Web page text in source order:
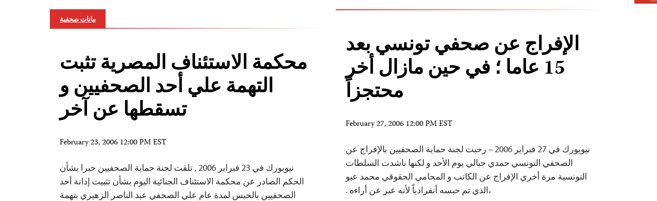
الإفراج عن صحفي تونسي بعد
15 عاما ؛ في حين مازال أخر
محتجزاً
February 27, 2006 12:00 PM EST
نيويورك في 27 فبراير 2006 – رحبت لجنة حماية الصحفيين بالإفراج عن
الصحفي التونسي حمدي جبالي يوم الأحد و لكنها ناشدت السلطات
التونسية مرة أخري الإفراج عن الكاتب و المحامي الحقوقي محمد عبو
،الذي تم حبسه أنفرادياً لأنه عبر عن أراءه .
بيانات صحفية
محكمة الاستئناف المصرية تثبت
التهمة علي أحد الصحفيين و
تسقطها عن آخر
February 23, 2006 12:00 PM EST
نيويورك في 23 فبراير 2006 , تلقت لجنة حماية الصحفيين خبرا بشأن
الحكم الصادر عن محكمة الاستئناف الجنائية اليوم بشأن تثبيت إدانة أحد
الصحفيين بالحبس لمدة عام علي الصحفي عبد الناصر الزهيري بتهمة